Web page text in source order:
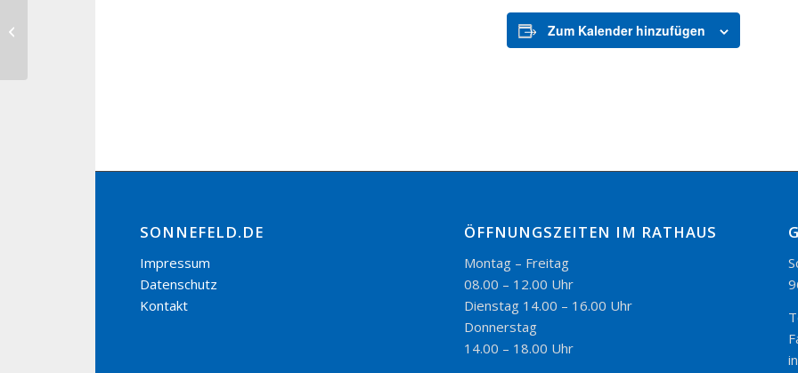
Zum Kalender hinzufügen
SONNEFELD.DE
Impressum
Datenschutz
Kontakt
ÖFFNUNGSZEITEN IM RATHAUS
Montag – Freitag
08.00 – 12.00 Uhr
Dienstag 14.00 – 16.00 Uhr
Donnerstag
14.00 – 18.00 Uhr